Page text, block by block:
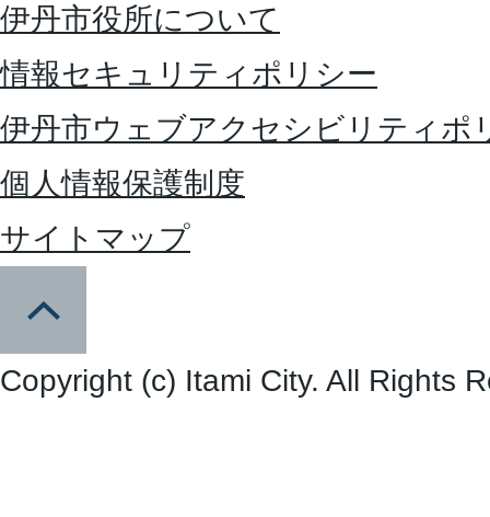
伊丹市役所について
情報セキュリティポリシー
伊丹市ウェブアクセシビリティポ
個人情報保護制度
サイトマップ
Copyright (c) Itami City. All Rights